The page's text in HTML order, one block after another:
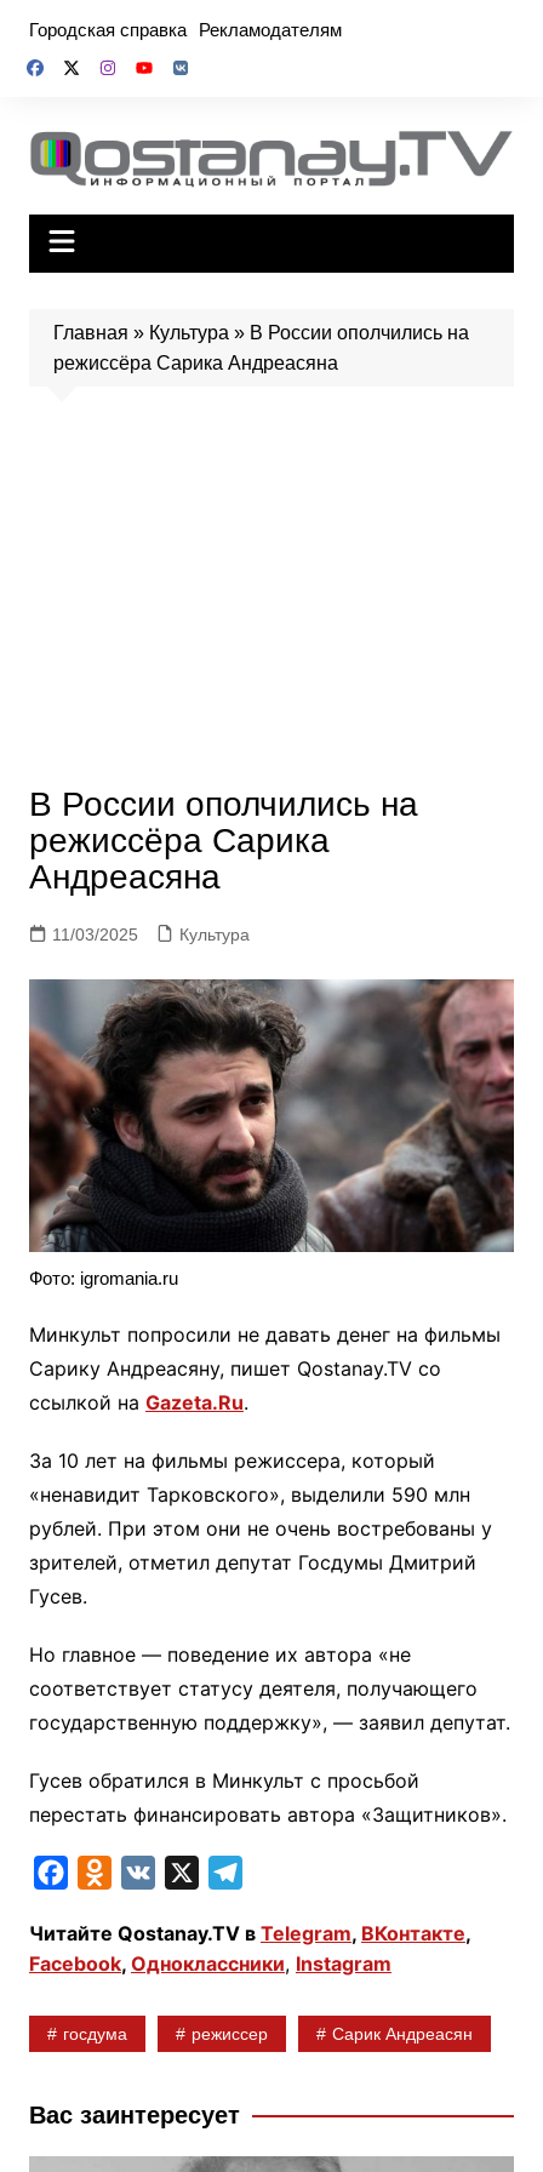
содержимому
Городская справка Рекламодателям
Главная » Культура » В России ополчились на
режиссёра Сарика Андреасяна
В России ополчились на
режиссёра Сарика
Андреасяна
11/03/2025 Культура
Фото: igromania.ru
Минкульт попросили не давать денег на фильмы
Сарику Андреасяну, пишет Qostanay.TV со
ссылкой на Gazeta.Ru.
За 10 лет на фильмы режиссера, который
«ненавидит Тарковского», выделили 590 млн
рублей. При этом они не очень востребованы у
зрителей, отметил депутат Госдумы Дмитрий
Гусев.
Но главное — поведение их автора «не
соответствует статусу деятеля, получающего
государственную поддержку», — заявил депутат.
Гусев обратился в Минкульт с просьбой
перестать финансировать автора «Защитников».
c
e
o
k
n
o
l
s
l
e
r
m
Читайте Qostanay.TV в Telegram, ВКонтакте,
Facebook, Одноклассники, Instagram
госдума режиссер Сарик Андреасян
Вас заинтересует